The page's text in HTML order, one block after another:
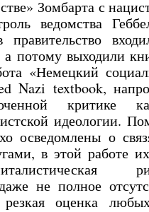
Зомбарта с
ведомства
правительство
потому выходили
«Немецкий
Nazi textbook,
идеологии.
осведомлены о
в этой работе
не полное
оценка